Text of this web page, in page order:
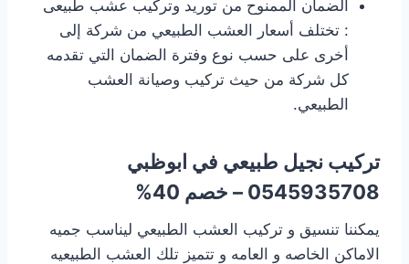
الضمان الممنوح من توريد وتركيب عشب طبيعى
: تختلف أسعار العشب الطبيعي من شركة إلى
أخرى على حسب نوع وفترة الضمان التي تقدمه
كل شركة من حيث تركيب وصيانة العشب
الطبيعي.
تركيب نجيل طبيعي في ابوظبي
0545935708 – خصم 40%
يمكننا تنسيق و تركيب العشب الطبيعي ليناسب جميه
الاماكن الخاصه و العامه و تتميز تلك العشب الطبيعيه